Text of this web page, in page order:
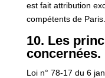
est fait attribution
compétents de Paris.
10. Les
concernées.
Loi n° 78-17 du 6